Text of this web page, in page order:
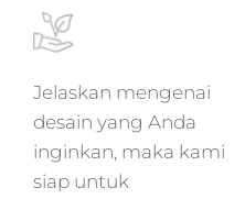
Jelaskan mengenai
desain yang Anda
inginkan, maka kami
siap untuk